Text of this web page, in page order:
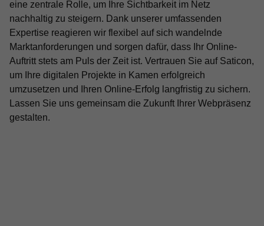
eine zentrale Rolle, um Ihre Sichtbarkeit im Netz
nachhaltig zu steigern. Dank unserer umfassenden
Expertise reagieren wir flexibel auf sich wandelnde
Marktanforderungen und sorgen dafür, dass Ihr Online-
Auftritt stets am Puls der Zeit ist. Vertrauen Sie auf Saticon,
um Ihre digitalen Projekte in Kamen erfolgreich
umzusetzen und Ihren Online-Erfolg langfristig zu sichern.
Lassen Sie uns gemeinsam die Zukunft Ihrer Webpräsenz
gestalten.